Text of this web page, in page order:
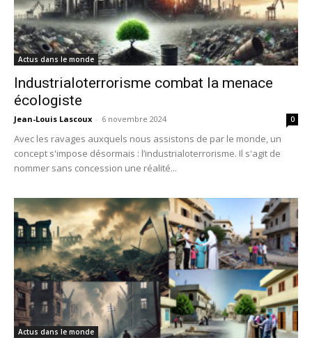
Actus dans le monde
Industrialoterrorisme combat la menace
écologiste
Jean-Louis Lascoux - 6 novembre 2024 0
Avec les ravages auxquels nous assistons de par le monde, un
concept s'impose désormais : l’industrialoterrorisme. Il s'agit de
nommer sans concession une réalité...
Actus dans le monde